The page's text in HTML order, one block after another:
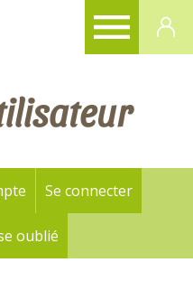
Se connecter(onglet
oublié